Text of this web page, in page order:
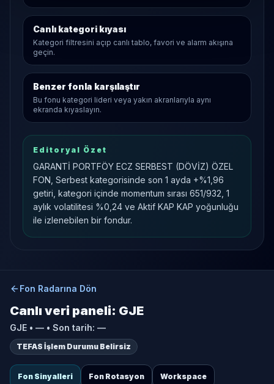
Canlı kategori kıyası
Kategori filtresini açıp canlı tablo, favori ve alarm akışına
geçin.
Benzer fonla karşılaştır
Bu fonu kategori lideri veya yakın akranlarıyla aynı
ekranda kıyaslayın.
Editoryal Özet
GARANTİ PORTFÖY ECZ SERBEST (DÖVİZ) ÖZEL
FON, Serbest kategorisinde son 1 ayda +%1,96
getiri, kategori içinde momentum sırası 651/932, 1
aylık volatilitesi %0,24 ve Aktif KAP KAP yoğunluğu
ile izlenebilen bir fondur.
Fon Radarına Dön
Canlı veri paneli: GJE
GJE • — • Son tarih: —
TEFAS İşlem Durumu Belirsiz
Fon Sinyalleri Fon Rotasyon Workspace